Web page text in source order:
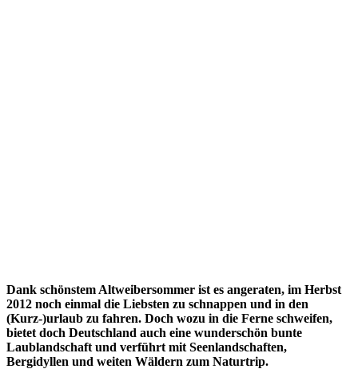
Dank schönstem Altweibersommer ist es angeraten, im Herbst
2012 noch einmal die Liebsten zu schnappen und in den
(Kurz-)urlaub zu fahren. Doch wozu in die Ferne schweifen,
bietet doch Deutschland auch eine wunderschön bunte
Laublandschaft und verführt mit Seenlandschaften,
Bergidyllen und weiten Wäldern zum Naturtrip.